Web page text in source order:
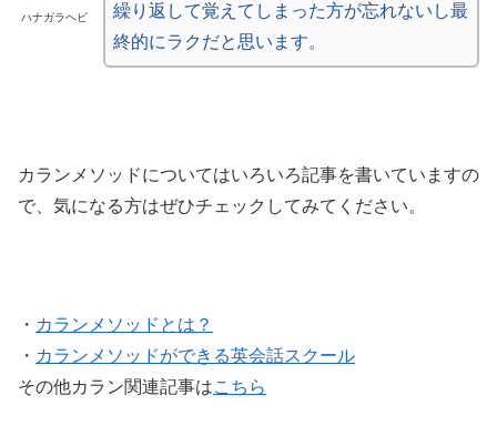
ハナガラヘビ
繰り返して覚えてしまった方が忘れないし最
終的にラクだと思います。
カランメソッドについてはいろいろ記事を書いていますの
で、気になる方はぜひチェックしてみてください。
・ カランメソッドとは？
・ カランメソッドができる英会話スクール
その他カラン関連記事はこちら